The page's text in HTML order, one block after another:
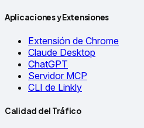
Aplicaciones y Extensiones
Extensión de Chrome
Claude Desktop
ChatGPT
Servidor MCP
CLI de Linkly
Calidad del Tráfico